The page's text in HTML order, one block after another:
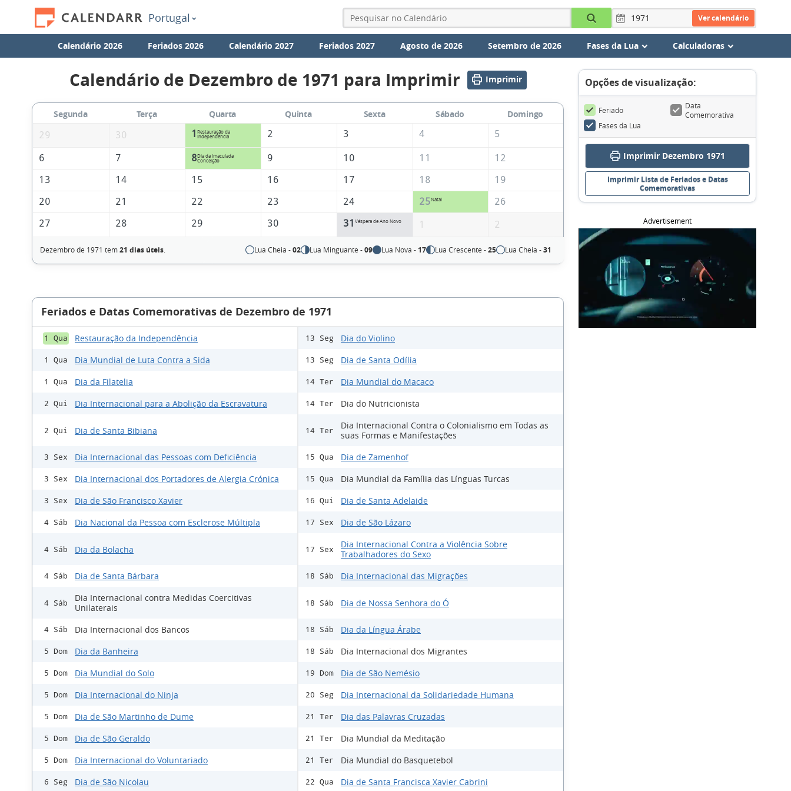
Portugal Ver calendário
Calendário 2026 Feriados 2026 Calendário 2027 Feriados 2027 Agosto de 2026 Setembro de 2026 Fases da Lua Calculadoras
Calendário de Dezembro de 1971 para Imprimir Imprimir
Segunda Terça Quarta Quinta Sexta Sábado
Domingo
29
30 1 Restauração da
Independência
2 3 4 5
6 7 8Dia da Imaculada
Conceição
9 10 11
12
13
14 15 16 17 18
19
20
21 22 23 24 25Natal
26
27
28 29 30 31 Véspera de Ano Novo 1 2
Dezembro de 1971 tem21 dias úteis. Lua Cheia -02 Lua Minguante -09 Lua Nova - 17 Lua Crescente -25 Lua Cheia -31
Feriados e Datas Comemorativas de Dezembro de 1971
1 Qua Restauração da Independência
1 Qua Dia Mundial de Luta Contra a Sida
1 Qua Dia da Filatelia
2 Qui Dia Internacional para a Abolição da Escravatura
2 Qui Dia de Santa Bibiana
3 Sex Dia Internacional das Pessoas com Deficiência
3 Sex Dia Internacional dos Portadores de Alergia Crónica
3 Sex Dia de São Francisco Xavier
4 Sáb Dia Nacional da Pessoa com Esclerose Múltipla
4 Sáb Dia da Bolacha
4 Sáb Dia de Santa Bárbara
4 Sáb
Dia Internacional contra Medidas Coercitivas
Unilaterais
4 Sáb Dia Internacional dos Bancos
5 Dom Dia da Banheira
5 Dom Dia Mundial do Solo
5 Dom Dia Internacional do Ninja
5 Dom Dia de São Martinho de Dume
5 Dom Dia de São Geraldo
5 Dom Dia Internacional do Voluntariado
6 Seg Dia de São Nicolau
13 Seg Dia do Violino
13 Seg Dia de Santa Odília
14 Ter Dia Mundial do Macaco
14 Ter Dia do Nutricionista
14 Ter
Dia Internacional Contra o Colonialismo em Todas as
suas Formas e Manifestações
15 Qua Dia de Zamenhof
15 Qua Dia Mundial da Família das Línguas Turcas
16 Qui Dia de Santa Adelaide
17 Sex Dia de São Lázaro
17 Sex
Dia Internacional Contra a Violência Sobre
Trabalhadores do Sexo
18 Sáb Dia Internacional das Migrações
18 Sáb Dia de Nossa Senhora do Ó
18 Sáb Dia da Língua Árabe
18 Sáb Dia Internacional dos Migrantes
19 Dom Dia de São Nemésio
20 Seg Dia Internacional da Solidariedade Humana
21 Ter Dia das Palavras Cruzadas
21 Ter Dia Mundial da Meditação
21 Ter Dia Mundial do Basquetebol
22 Qua Dia de Santa Francisca Xavier Cabrini
Opções de visualização:
Feriado
Data
Comemorativa
Fases da Lua
Imprimir Dezembro 1971
Imprimir Lista de Feriados e Datas
Comemorativas
Advertisement